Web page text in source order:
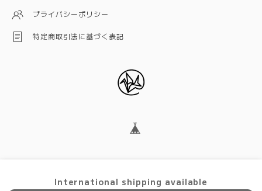
プライバシーポリシー
特定商取引法に基づく表記
International shipping available